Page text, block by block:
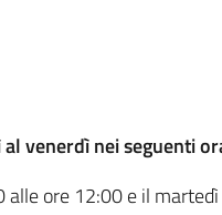
venerdì nei seguenti
ore 12:00 e il